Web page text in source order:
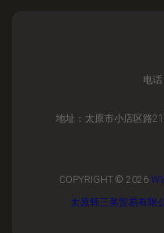
电
地址：太原市小店区路
COPYRIGHT © 2026
太原韩三美贸易有限